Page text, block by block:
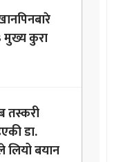
मुख्य कुरा
तस्करी
डा.
लियो बयान